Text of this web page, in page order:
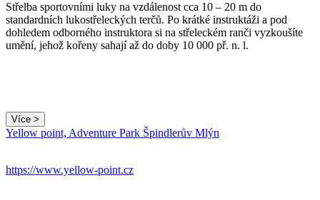
Střelba sportovními luky na vzdálenost cca 10 – 20 m do
standardních lukostřeleckých terčů. Po krátké instruktáži a pod
dohledem odborného instruktora si na střeleckém ranči vyzkoušíte
umění, jehož kořeny sahají až do doby 10 000 př. n. l.
Více >
Yellow point, Adventure Park Špindlerův Mlýn
https://www.yellow-point.cz